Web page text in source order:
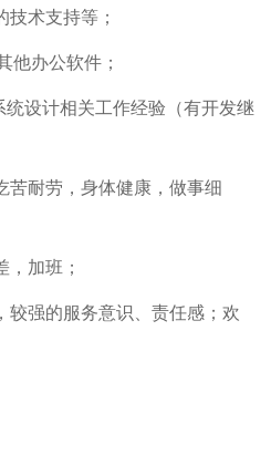
术支持等；
他办公软件；
统设计相关工作经验（有开发继
苦耐劳，身体健康，做事细
，加班；
较强的服务意识、责任感；欢